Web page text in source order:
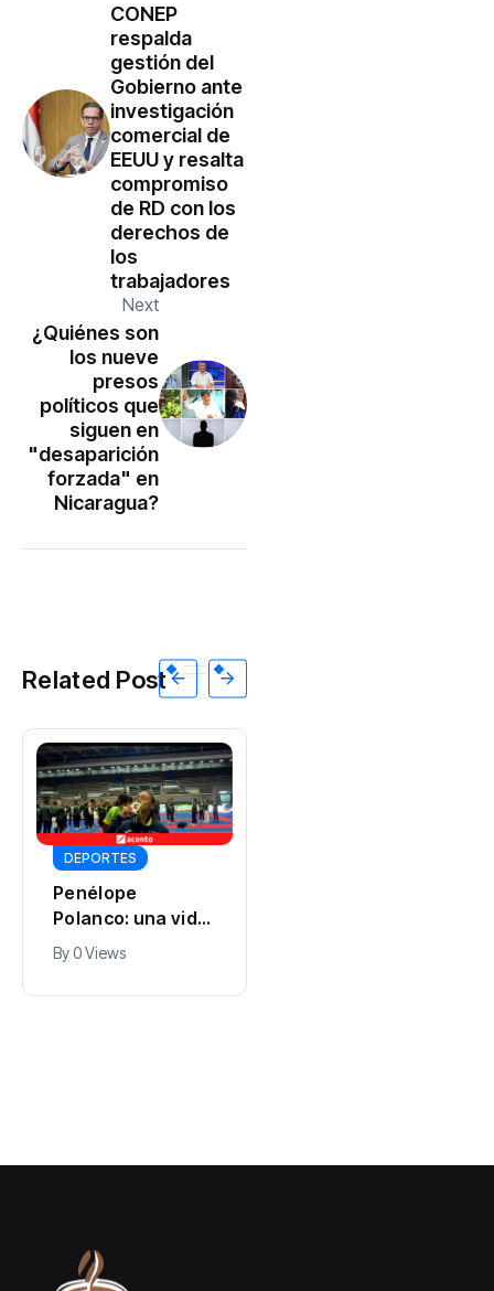
CONEP
respalda
gestión del
Gobierno ante
investigación
comercial de
EEUU y resalta
compromiso
de RD con los
derechos de
los
trabajadores
Next
¿Quiénes son
los nueve
presos
políticos que
siguen en
"desaparición
forzada" en
Nicaragua?
Related Post
GOBIERNO
Vicepresidenta
Raquel Peña
entrega 450
propiedad a igual
By Expreso Digital RD